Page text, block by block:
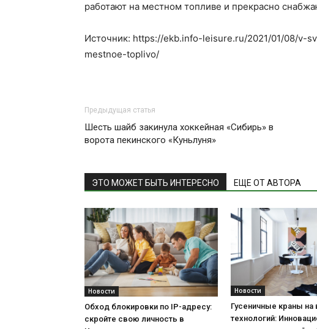
работают на местном топливе и прекрасно
Источник: https://ekb.info-leisure.ru/2021/01/08/v-
mestnoe-toplivo/
Предыдущая статья
Шесть шайб закинула хоккейная «Сибирь» в
ворота пекинского «Куньлуня»
ЭТО МОЖЕТ БЫТЬ ИНТЕРЕСНО ЕЩЕ ОТ АВТОРА
Новости
Обход блокировки по IP-адресу:
скройте свою личность в
Новости
Гусеничные краны на
технологий: